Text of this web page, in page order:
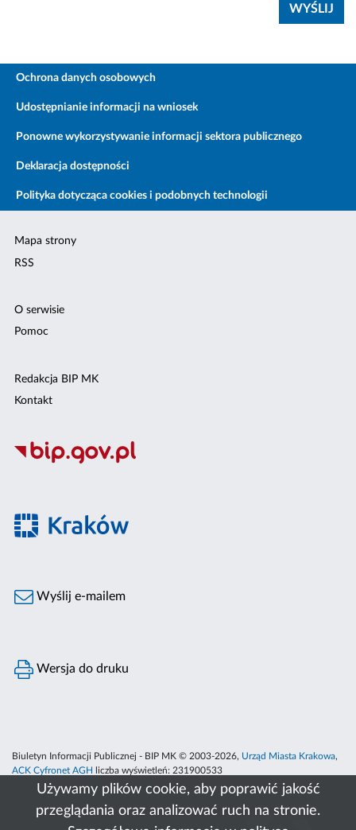
Używamy plików cookie, aby poprawić jakość
przeglądania oraz analizować ruch na stronie.
Ochrona danych osobowych
Udostępnianie informacji na wniosek
Ponowne wykorzystywanie informacji sektora publicznego
Deklaracja dostępności
Polityka dotycząca cookies i podobnych technologii
Mapa strony
RSS
O serwisie
Pomoc
Redakcja BIP MK
Kontakt
Wyślij e-mailem
Wersja do druku
Biuletyn Informacji Publicznej - BIP MK © 2003-2026, Urząd Miasta Krakowa,
ACK Cyfronet AGH
liczba wyświetleń: 231900533